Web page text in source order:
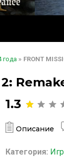
года » FRONT
2:
1.3
Описание
Категория: